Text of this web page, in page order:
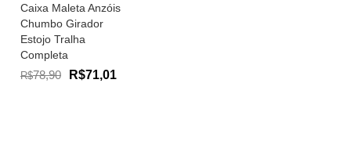
Caixa Maleta Anzóis
Chumbo Girador
Estojo Tralha
Completa
R$78,90 R$71,01